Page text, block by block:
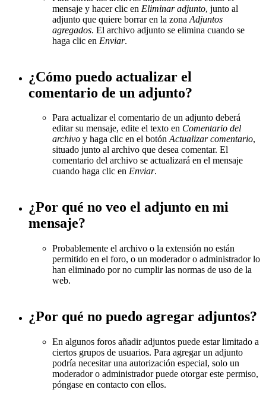
mensaje y hacer clic en Eliminar adjunto, junto al
adjunto que quiere borrar en la zona Adjuntos
agregados. El archivo adjunto se elimina cuando se
haga clic en Enviar.
¿Cómo puedo actualizar el
comentario de un adjunto?
Para actualizar el comentario de un adjunto deberá
editar su mensaje, edite el texto en Comentario del
archivo y haga clic en el botónActualizar comentario,
situado junto al archivo que desea comentar. El
comentario del archivo se actualizará en el mensaje
cuando haga clic en Enviar.
¿Por qué no veo el adjunto en mi
mensaje?
Probablemente el archivo o la extensión no están
permitido en el foro, o un moderador o administrador lo
han eliminado por no cumplir las normas de uso de la
web.
¿Por qué no puedo agregar adjuntos?
En algunos foros añadir adjuntos puede estar limitado a
ciertos grupos de usuarios. Para agregar un adjunto
podría necesitar una autorización especial, solo un
moderador o administrador puede otorgar este permiso,
póngase en contacto con ellos.